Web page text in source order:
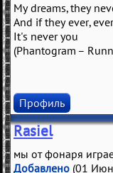
My dreams, they
And if they ever,
It's never you
(Phantogram –
Профиль
Rasiel
мы от фонаря
Добавлено (01